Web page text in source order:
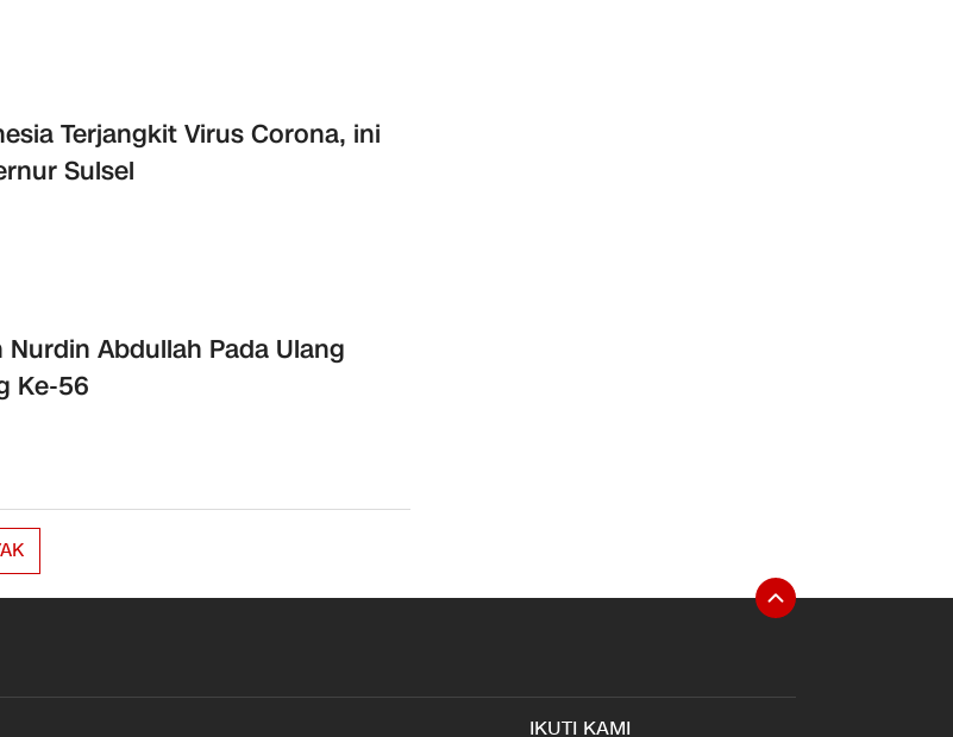
Terjangkit Virus Corona, ini
Sulsel
Nurdin Abdullah Pada Ulang
Ke-56
IKUTI KAMI